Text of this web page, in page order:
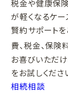
税金や健康保
が軽くなるケー
賢約サポート
費、税金、保険
お喜びいただ
をお試しくださ
相続相談